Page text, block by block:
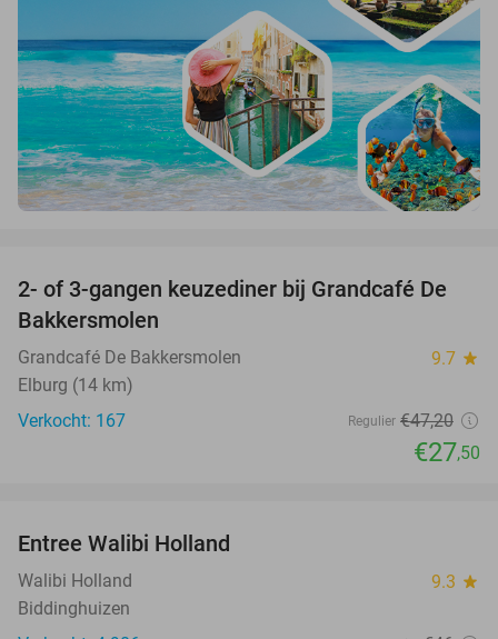
42%
2- of 3-gangen keuzediner bij Grandcafé De
Bakkersmolen
Grandcafé De Bakkersmolen 9.7 star
Elburg (14 km)
Verkocht: 167
Regulier €47,20
€27,50
Entree Walibi Holland
Walibi Holland 9.3 star
Biddinghuizen